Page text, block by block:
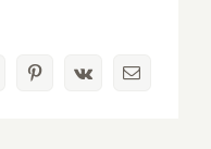
WhatsAppPinterestVk
E-